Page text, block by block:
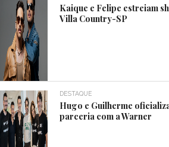
Kaique e Felipe estreiam
Villa Country-SP
DESTAQUE
Hugo e Guilherme
parceria com a Warner